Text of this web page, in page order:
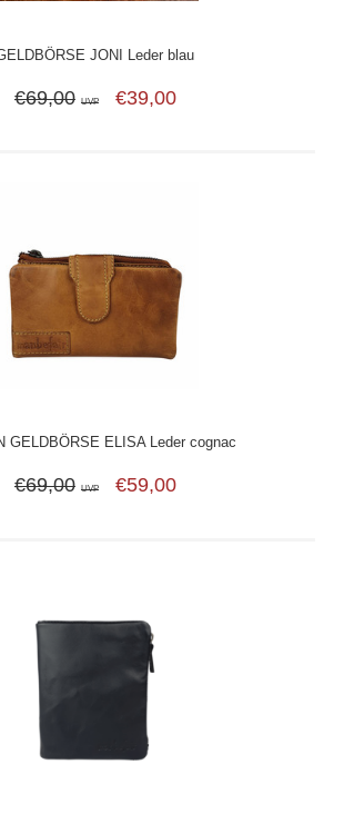
JONI Leder blau
€69,00 UVP €39,00
GELDBÖRSE ELISA Leder cognac
€69,00 UVP €59,00